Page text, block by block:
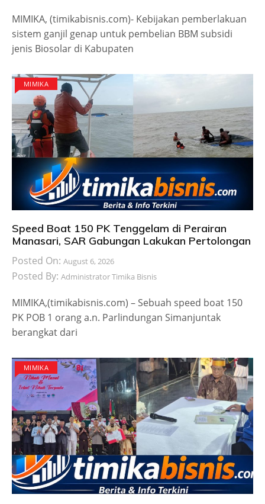
MIMIKA, (timikabisnis.com)- Kebijakan pemberlakuan
sistem ganjil genap untuk pembelian BBM subsidi
jenis Biosolar di Kabupaten
MIMIKA
Speed Boat 150 PK Tenggelam di Perairan
Manasari, SAR Gabungan Lakukan Pertolongan
Posted On: August 6, 2026
Posted By: Administrator Timika Bisnis
MIMIKA,(timikabisnis.com) – Sebuah speed boat 150
PK POB 1 orang a.n. Parlindungan Simanjuntak
berangkat dari
MIMIKA